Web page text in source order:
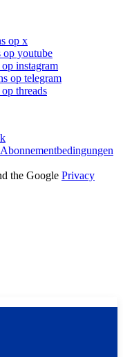
op x
op youtube
instagram
op telegram
threads
Abonnementbedingungen
the Google Privacy